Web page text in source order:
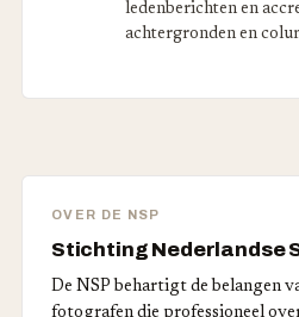
ledenberichten en
achtergronden en
OVER DE NSP
Stichting Nederlandse
De NSP behartigt de belangen
fotografen die professioneel